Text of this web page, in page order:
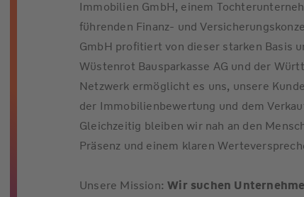
Immobilien GmbH, einem
führenden Finanz- und
GmbH profitiert von dieser starken Basis
Wüstenrot Bausparkasse AG und der
Netzwerk ermöglicht es uns, unsere
der Immobilienbewertung und dem
Gleichzeitig bleiben wir nah an den
Präsenz und einem klaren
Unsere Mission:Wir suchen